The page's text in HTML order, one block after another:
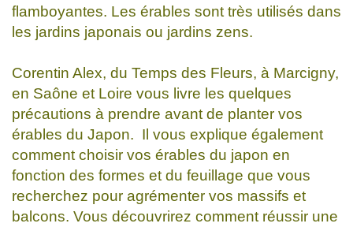
flamboyantes. Les érables sont très utilisés dans
les jardins japonais ou jardins zens.
Corentin Alex, du Temps des Fleurs, à Marcigny,
en Saône et Loire vous livre les quelques
précautions à prendre avant de planter vos
érables du Japon. Il vous explique également
comment choisir vos érables du japon en
fonction des formes et du feuillage que vous
recherchez pour agrémenter vos massifs et
balcons. Vous découvrirez comment réussir une